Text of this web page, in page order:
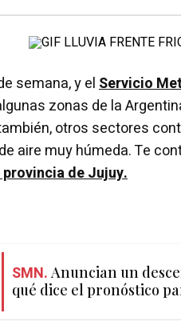
semana, y elServicio
zonas de la
otros sectores
aire muy húmeda. Te
de Jujuy.
SMN. Anuncian un
qué dice el pronóstico